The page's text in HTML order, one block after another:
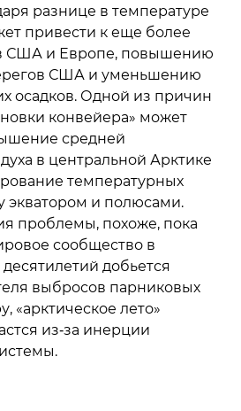
разнице в температуре
привести к еще более
США и Европе, повышению
США и уменьшению
осадков. Одной из причин
конвейера» может
средней
в центральной Арктике
температурных
экватором и полюсами.
проблемы, похоже, пока
сообщество в
добьется
выбросов парниковых
«арктическое лето»
из‑за инерции